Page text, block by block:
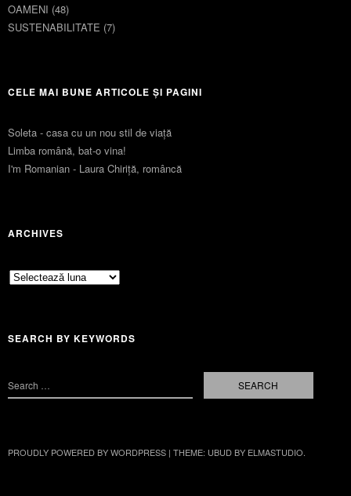
OAMENI (48)
SUSTENABILITATE (7)
CELE MAI BUNE ARTICOLE ȘI PAGINI
Soleta - casa cu un nou stil de viaţă
Limba română, bat-o vina!
I'm Romanian - Laura Chiriță, româncă
ARCHIVES
Archives
SEARCH BY KEYWORDS
PROUDLY POWERED BY WORDPRESS | THEME: UBUD BY ELMASTUDIO